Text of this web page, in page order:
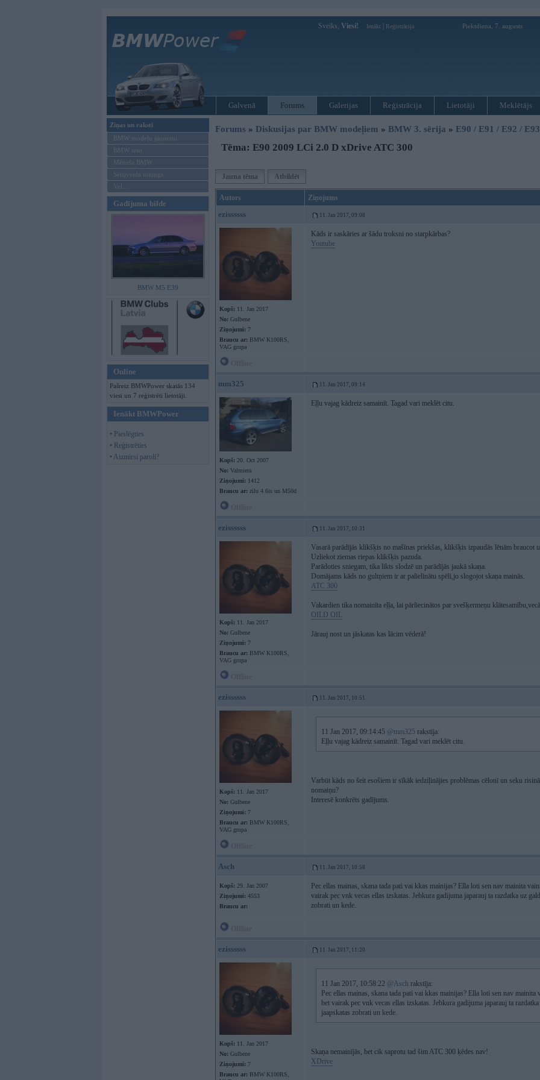
Sveiks, Viesi! Ienākt Reģistrācija Piektdiena, 7. augusts
Galvenā Forums Galerijas Reģistrācija Lietotāji Meklētājs
Ziņas un raksti
BMW modeļu jaunumi
BMW testi
Mēneša BMW
Sērijveida tūnings
Vel...
Gadījuma bilde
BMW M5 E39
Online
Pašreiz BMWPower skatās 134
viesi un 7 reģistrēti lietotāji.
Ienākt BMWPower
• Pieslēgties
• Reģistrēties
• Aizmirsi paroli?
Forums » Diskusijas par BMW modeļiem » BMW 3. sērija » E90 / E91 / E92 /
Tēma: E90 2009 LCi 2.0 D xDrive ATC 300
Jauna tēma Atbildēt
Autors Ziņojums
ezissssss 11. Jan 2017, 09:08
Kopš: 11. Jan 2017
No: Gulbene
Ziņojumi: 7
Braucu ar: BMW K100RS,
VAG grupa
Kāds ir saskāries ar šādu troksni no starpkārbas?
Youtube
mm325 11. Jan 2017, 09:14
Kopš: 20. Oct 2007
No: Valmiera
Ziņojumi: 1412
Braucu ar: zilu 4.6is un M50d
Eļļu vajag kādreiz samainīt. Tagad vari meklēt citu.
ezissssss 11. Jan 2017, 10:31
Kopš: 11. Jan 2017
No: Gulbene
Ziņojumi: 7
Braucu ar: BMW K100RS,
VAG grupa
Vasarā parādījās klikšķis no mašīnas priekšas, klikšķis izpaudās lēnām braucot
Uzliekot ziemas riepas klikšķis pazuda.
Parādoties sniegam, tika likts slodzē un parādījās jaukā skaņa.
Domājams kāds no gultņiem ir ar palielinātu spēli,jo slogojot skaņa mainās.
ATC 300
Vakardien tika nomainīta eļļa, lai pārliecinātos par svešķermeņu
OILD OIL
Jārauj nost un jāskatas kas lācim vēderā!
ezissssss 11. Jan 2017, 10:51
Kopš: 11. Jan 2017
No: Gulbene
Ziņojumi: 7
Braucu ar: BMW K100RS,
VAG grupa
11 Jan 2017, 09:14:45 @mm325 rakstīja:
Eļļu vajag kādreiz samainīt. Tagad vari meklēt citu.
Varbūt kāds no šeit esošiem ir sīkāk iedziļinājies problēmas cēlonī un seku
nomaiņu?
Interesē konkrēts gadījums.
Asch 11. Jan 2017, 10:58
Kopš: 29. Jan 2007
Ziņojumi: 4553
Braucu ar:
Pec ellas mainas, skana tada pati vai kkas mainijas? Ella loti sen nav mainita
vairak pec vnk vecas ellas izskatas. Jebkura gadijuma japarauj ta razdatka uz
zobrati un kede.
ezissssss 11. Jan 2017, 11:20
Kopš: 11. Jan 2017
No: Gulbene
Ziņojumi: 7
Braucu ar: BMW K100RS,
11 Jan 2017, 10:58:22 @Asch rakstīja:
Pec ellas mainas, skana tada pati vai kkas mainijas? Ella loti sen nav
bet vairak pec vnk vecas ellas izskatas. Jebkura gadijuma japarauj ta
jaapskatas zobrati un kede.
Skaņa nemainījās, bet cik saprotu tad šim ATC 300 ķēdes nav!
XDrive